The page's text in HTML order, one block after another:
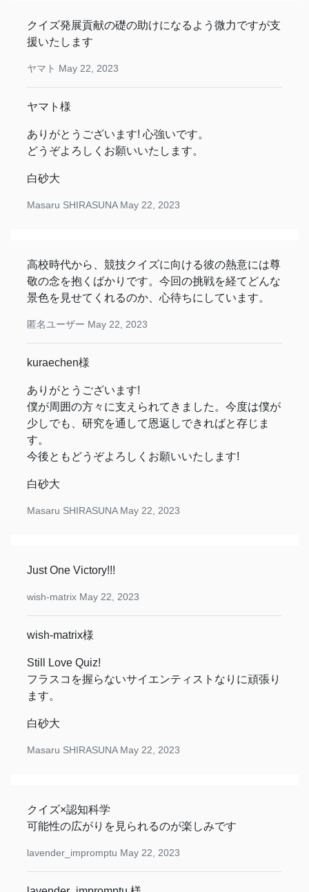
クイズ発展貢献の礎の助けになるよう微力ですが支
援いたします
ヤマト May 22, 2023
ヤマト様
ありがとうございます! 心強いです。
どうぞよろしくお願いいたします。
白砂大
Masaru SHIRASUNA May 22, 2023
高校時代から、競技クイズに向ける彼の熱意には尊
敬の念を抱くばかりです。今回の挑戦を経てどんな
景色を見せてくれるのか、心待ちにしています。
匿名ユーザー May 22, 2023
kuraechen様
ありがとうございます!
僕が周囲の方々に支えられてきました。今度は僕が
少しでも、研究を通して恩返しできればと存じま
す。
今後ともどうぞよろしくお願いいたします!
白砂大
Masaru SHIRASUNA May 22, 2023
Just One Victory!!!
wish-matrix May 22, 2023
wish-matrix様
Still Love Quiz!
フラスコを握らないサイエンティストなりに頑張り
ます。
白砂大
Masaru SHIRASUNA May 22, 2023
クイズ×認知科学
可能性の広がりを見られるのが楽しみです
lavender_impromptu May 22, 2023